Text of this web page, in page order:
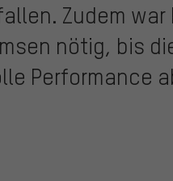
Zudem war
nötig, bis
Performance